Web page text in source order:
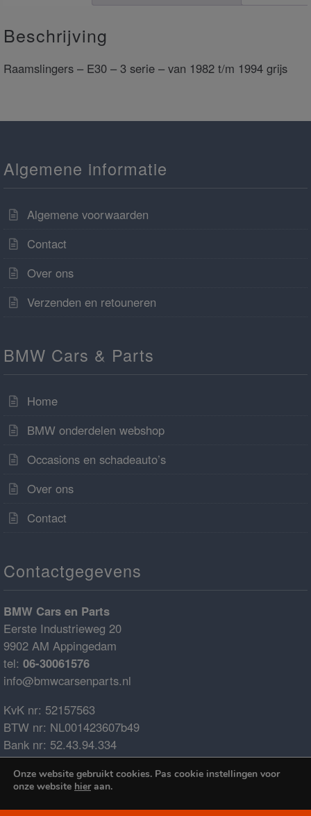
Beschrijving
Raamslingers – E30 – 3 serie – van 1982 t/m 1994 grijs
Algemene informatie
Algemene voorwaarden
Contact
Over ons
Verzenden en retouneren
BMW Cars & Parts
Home
BMW onderdelen webshop
Occasions en schadeauto’s
Over ons
Contact
Contactgegevens
BMW Cars en Parts
Eerste Industrieweg 20
9902 AM Appingedam
tel: 06-30061576
info@bmwcarsenparts.nl
KvK nr: 52157563
BTW nr: NL001423607b49
Bank nr: 52.43.94.334
IBAN: NL68ABNA0524394334
BIC: ABNANL2A
Onze website gebruikt cookies. Pas cookie instellingen voor
onze website hieraan.